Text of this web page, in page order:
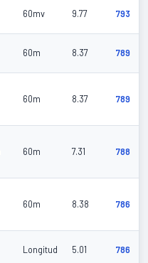
60mv 9.77 793
60m 8.37 789
60m 8.37 789
60m 7.31 788
60m 8.38 786
Longitud 5.01 786